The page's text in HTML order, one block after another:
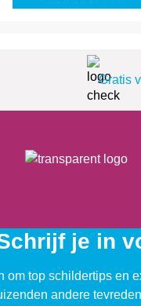
Gratis
je in
om top schildertips en
andere